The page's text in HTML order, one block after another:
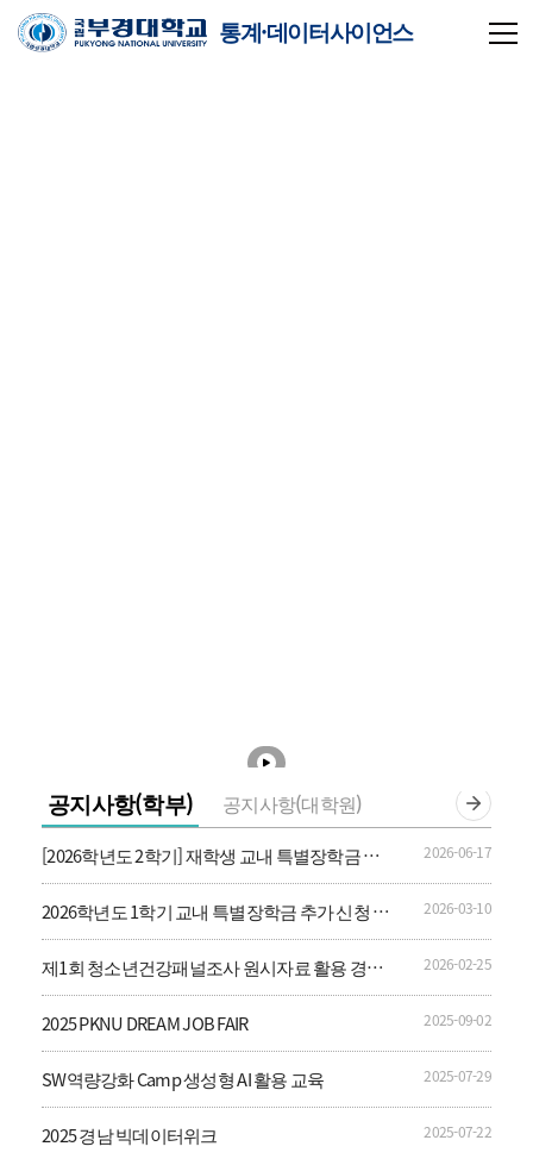
통계·데이터사이언스
공지사항(학부) 공지사항(대학원)
[2026학년도 2학기] 재학생 교내 특별장학금 신
청 안내
2026-06-17
2026학년도 1학기 교내 특별장학금 추가 신청 안
내
2026-03-10
제1회 청소년건강패널조사 원시자료 활용 경진
대회 및 학술행사
2026-02-25
2025 PKNU DREAM JOB FAIR 2025-09-02
SW역량강화 Camp 생성형 AI 활용 교육 2025-07-29
2025 경남 빅데이터위크 2025-07-22